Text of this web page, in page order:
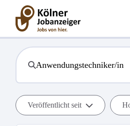
Veröffentlicht seit